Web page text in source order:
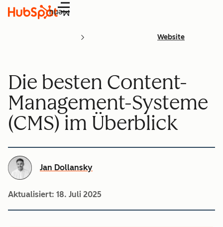
Menü
Website
Die besten Content-
Management-Systeme
(CMS) im Überblick
Jan Dollansky
Aktualisiert: 18. Juli 2025